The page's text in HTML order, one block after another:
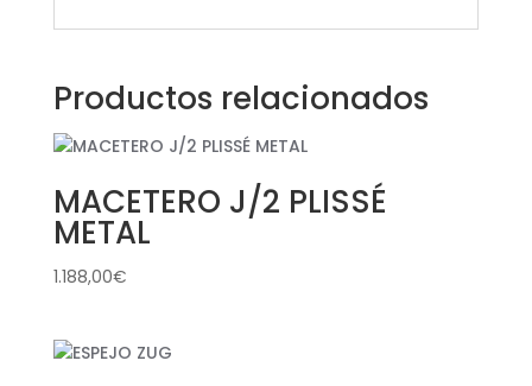
Productos relacionados
MACETERO J/2 PLISSÉ
METAL
1.188,00€